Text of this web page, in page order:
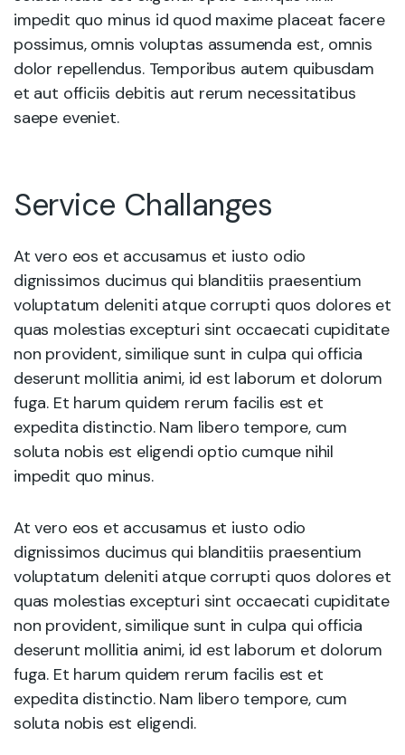
impedit quo minus id quod maxime placeat facere
possimus, omnis voluptas assumenda est, omnis
dolor repellendus. Temporibus autem quibusdam
et aut officiis debitis aut rerum necessitatibus
saepe eveniet.
Service Challanges
At vero eos et accusamus et iusto odio
dignissimos ducimus qui blanditiis praesentium
voluptatum deleniti atque corrupti quos dolores et
quas molestias excepturi sint occaecati cupiditate
non provident, similique sunt in culpa qui officia
deserunt mollitia animi, id est laborum et dolorum
fuga. Et harum quidem rerum facilis est et
expedita distinctio. Nam libero tempore, cum
soluta nobis est eligendi optio cumque nihil
impedit quo minus.
At vero eos et accusamus et iusto odio
dignissimos ducimus qui blanditiis praesentium
voluptatum deleniti atque corrupti quos dolores et
quas molestias excepturi sint occaecati cupiditate
non provident, similique sunt in culpa qui officia
deserunt mollitia animi, id est laborum et dolorum
fuga. Et harum quidem rerum facilis est et
expedita distinctio. Nam libero tempore, cum
soluta nobis est eligendi.